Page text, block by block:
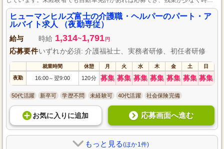
通りに終わるため、家庭やプライベートとの両立がしやすい点がおすすめで
す。勤務日数や曜日は相談可能で、マイカー通勤もできる駐車場完備で安心
です。
ヒューマンヒルズ富士の介護職・ヘルパーのパート・ア
ルバイト求人 （夜勤専従）
給与 時給 1,314~1,791 円
応募要件いずれか必須: 介護福祉士、実務者研修、初任者研修
就業時間 休憩 月 火 水 木 金 土 日
夜勤 16:00～ 翌9:00 120分 募集 募集 募集 募集 募集 募集 募集
50代活躍 新卒可 学歴不問 未経験可 40代活躍 社会保険完備
お気に入り に追加 応募画面へ進む
もっと見る(ほか1件)